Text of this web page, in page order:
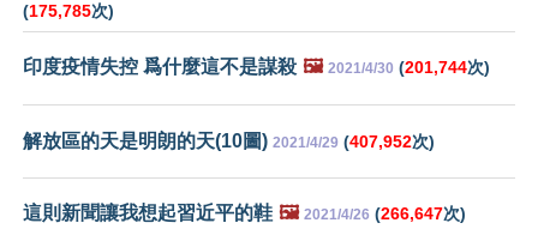
(175,785次)
印度疫情失控 爲什麼這不是謀殺 🖼️ 2021/4/30 (201,744次)
解放區的天是明朗的天(10圖) 2021/4/29 (407,952次)
這則新聞讓我想起習近平的鞋 🖼️ 2021/4/26 (266,647次)